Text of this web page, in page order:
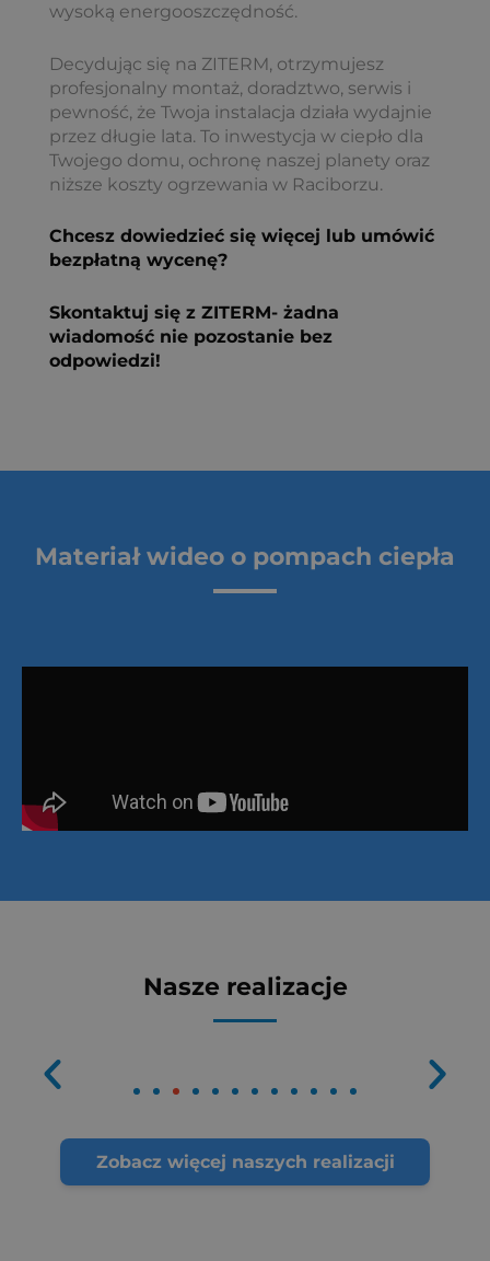
wysoką energooszczędność.
Decydując się na ZITERM, otrzymujesz
profesjonalny montaż, doradztwo, serwis i
pewność, że Twoja instalacja działa wydajnie
przez długie lata. To inwestycja w ciepło dla
Twojego domu, ochronę naszej planety oraz
niższe koszty ogrzewania w Raciborzu.
Chcesz dowiedzieć się więcej lub umówić
bezpłatną wycenę?
Skontaktuj się z ZITERM- żadna
wiadomość nie pozostanie bez
odpowiedzi!
Materiał wideo o pompach ciepła
Nasze realizacje
Zobacz więcej naszych realizacji